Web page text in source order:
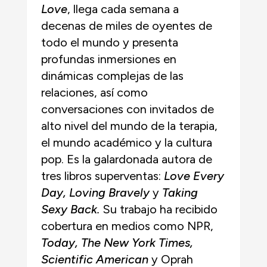
Love, llega cada semana a
decenas de miles de oyentes de
todo el mundo y presenta
profundas inmersiones en
dinámicas complejas de las
relaciones, así como
conversaciones con invitados de
alto nivel del mundo de la terapia,
el mundo académico y la cultura
pop. Es la galardonada autora de
tres libros superventas: Love Every
Day, Loving Bravelyy Taking
Sexy Back. Su trabajo ha recibido
cobertura en medios como NPR,
Today, The New York Times,
Scientific American y Oprah